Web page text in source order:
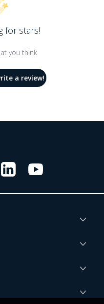
for stars!
you think
a review!